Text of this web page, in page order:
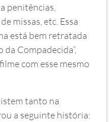
penitências,
missas, etc. Essa
está bem retratada
da Compadecida”,
com esse mesmo
tanto na
a seguinte história: